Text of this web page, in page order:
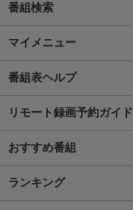
番組検索
マイメニュー
番組表ヘルプ
リモート録画予約ガイド
おすすめ番組
ランキング